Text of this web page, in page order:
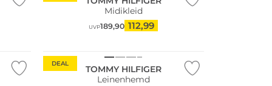
Midikleid
UVP189,90 112,99
DEAL
TOMMY HILFIGER
Leinenhemd